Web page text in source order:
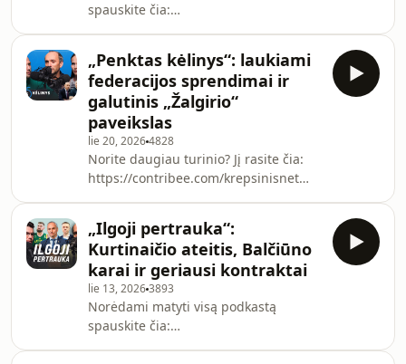
spauskite čia:
30:46 – LeBrono sprendimas 37:35 –
daug naujokų Eurolygoje 43:05 –
atviras M.Echodo kontraktas 46:01 –
„Ryto“ naujokas 50:38 – kitų komandų
darbai 59:45 – ASVEL išsprendė
problemas Rėmėjų dalyje aptarti šie
klausimai: 1:04:48 – du žaidėjai iš
Rusijos lygos pas Šarą 1:07:47 – L.Egli
„Penktas kėlinys“: laukiami
federacijos sprendimai ir
galutinis „Žalgirio“
paveikslas
lie 20, 20264828
Norite daugiau turinio? Jį rasite čia:
https://contribee.com/krepsinisnet
pinigai 18:14 – Eurolygos rinkos
naujienos ir „Fenerbahče“ žvaigždės
31:26 – aiškus „Žalgirio“ paveikslas
48:31 – LKL klubų naujienos 59:17 –
laukiami federacijos sprendimai
„Ilgoji pertrauka“:
Kurtinaičio ateitis, Balčiūno
karai ir geriausi kontraktai
lie 13, 20263893
Norėdami matyti visą podkastą
spauskite čia: